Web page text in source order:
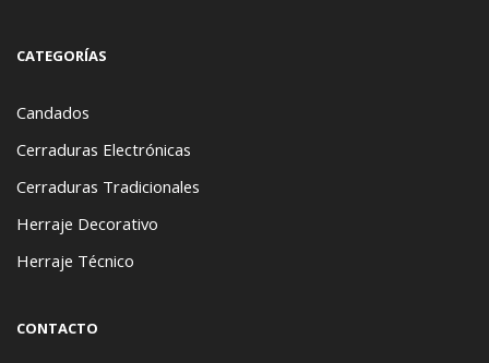
CATEGORÍAS
Candados
Cerraduras Electrónicas
Cerraduras Tradicionales
Herraje Decorativo
Herraje Técnico
CONTACTO